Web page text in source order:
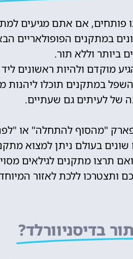
פותחים, אם אתם מגיעים
במתקנים הפופולאריים
ביותר וללא תור.
מוקדם ולהיות ראשונים
במתקנים תוכלו ליהנות
של לעיתים גם שעתיים.
"מהסוף להתחלה" או
בעולם ניתן למצוא
תרצו מתקנים לגילאים
ותצטרכו ללכת לאזור
בדיסניוורלד?